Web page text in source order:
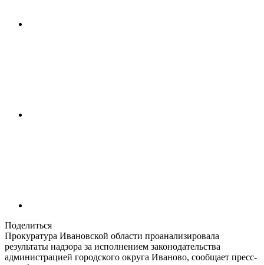
Поделиться
Прокуратура Ивановской области проанализировала
результаты надзора за исполнением законодательства
администрацией городского округа Иваново, сообщает пресс-